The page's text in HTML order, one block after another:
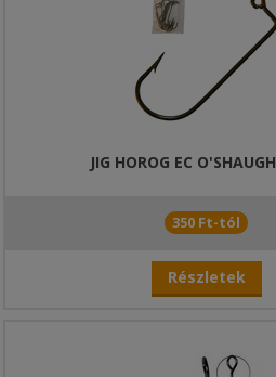
JIG HOROG EC
350 Ft-tól
Részletek